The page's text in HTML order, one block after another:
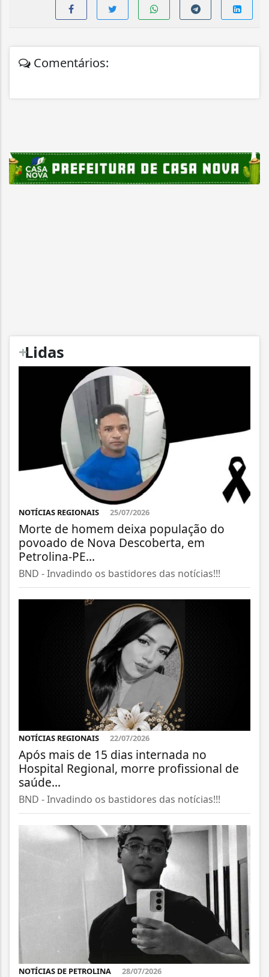
Comentários:
+
Lidas
NOTÍCIAS REGIONAIS 25/07/2026
Morte de homem deixa população do
povoado de Nova Descoberta, em
Petrolina-PE...
BND - Invadindo os bastidores das notícias!!!
NOTÍCIAS REGIONAIS 22/07/2026
Após mais de 15 dias internada no
Hospital Regional, morre profissional de
saúde...
BND - Invadindo os bastidores das notícias!!!
NOTÍCIAS DE PETROLINA 28/07/2026